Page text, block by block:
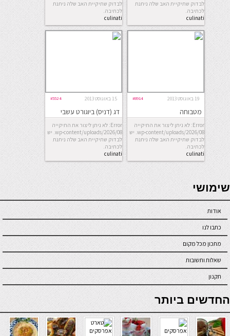
לבדוק שתיקיית האב שלה ניתנת
לכתיבה.
culinati
לבדוק שתיקיית האב שלה ניתנת
לכתיבה.
culinati
19 באוגוסט 2013 #8914
מטבוחה
Error: לא ניתן ליצור את התיקייה
wp-content/uploads/2026/08. יש
לבדוק שתיקיית האב שלה ניתנת
לכתיבה.
culinati
15 באוגוסט 2013 #5524
דג (דניס) ביוגורט עשבי
תיבולError: לא ניתן ליצור את התיקייה
wp-content/uploads/2026/08. יש
לבדוק שתיקיית האב שלה ניתנת
לכתיבה.
culinati
seriöse online casinos österreich
שימושי
אודות
כתבו לנו
מתכון מכל מקום
שאלות ותשובות
תקנון
online casino
החדשים ביותר